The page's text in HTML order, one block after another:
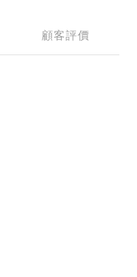
顧客評價